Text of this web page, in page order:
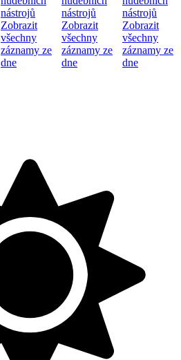
nástrojů
Zobrazit
všechny
záznamy ze
dne
nástrojů
Zobrazit
všechny
záznamy ze
dne
nástrojů
Zobrazit
všechny
záznamy ze
dne